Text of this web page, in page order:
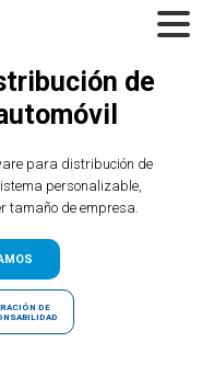
de
para distribución de
personalizable,
tamaño de empresa.
DE